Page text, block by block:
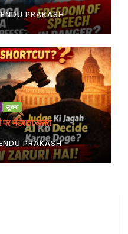
PRAKASH
सूचना
मंडराता खतरा
PRAKASH